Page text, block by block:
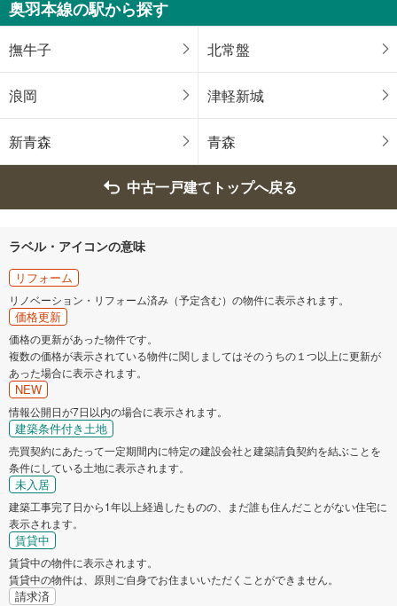
奥羽本線の駅から探す
撫牛子 北常盤
浪岡 津軽新城
新青森 青森
中古一戸建てトップへ戻る
ラベル・アイコンの意味
リフォーム
リノベーション・リフォーム済み（予定含む）の物件に表示されます。
価格更新
価格の更新があった物件です。
複数の価格が表示されている物件に関しましてはそのうちの１つ以上に更新が
あった場合に表示されます。
NEW
情報公開日が7日以内の場合に表示されます。
建築条件付き土地
売買契約にあたって一定期間内に特定の建設会社と建築請負契約を結ぶことを
条件にしている土地に表示されます。
未入居
建築工事完了日から1年以上経過したものの、まだ誰も住んだことがない住宅に
表示されます。
賃貸中
賃貸中の物件に表示されます。
賃貸中の物件は、原則ご自身でお住まいいただくことができません。
請求済